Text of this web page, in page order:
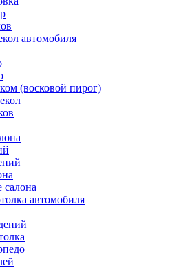
автомобиля
(восковой пирог)
салона
автомобиля